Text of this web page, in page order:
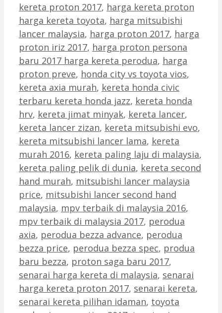
kereta proton 2017, harga kereta proton
harga kereta toyota, harga mitsubishi
lancer malaysia, harga proton 2017, harga
proton iriz 2017, harga proton persona
baru 2017 harga kereta perodua, harga
proton preve, honda city vs toyota vios,
kereta axia murah, kereta honda civic
terbaru kereta honda jazz, kereta honda
hrv, kereta jimat minyak, kereta lancer,
kereta lancer zizan, kereta mitsubishi evo,
kereta mitsubishi lancer lama, kereta
murah 2016, kereta paling laju di malaysia,
kereta paling pelik di dunia, kereta second
hand murah, mitsubishi lancer malaysia
price, mitsubishi lancer second hand
malaysia, mpv terbaik di malaysia 2016,
mpv terbaik di malaysia 2017, perodua
axia, perodua bezza advance, perodua
bezza price, perodua bezza spec, produa
baru bezza, proton saga baru 2017,
senarai harga kereta di malaysia, senarai
harga kereta proton 2017, senarai kereta,
senarai kereta pilihan idaman, toyota